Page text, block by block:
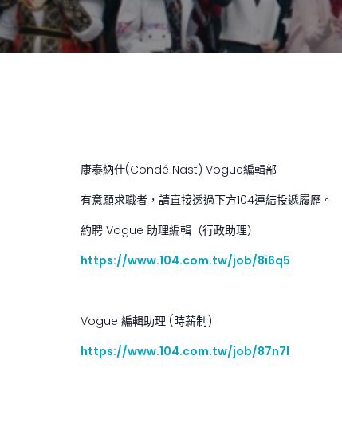
康泰納仕(Condé Nast) Vogue編輯部
有意願求職者，請直接透過下方104連結投遞履歷。
約聘 Vogue 助理編輯（行政助理）
https://www.104.com.tw/job/8i6q5
Vogue 編輯助理 (時薪制)
https://www.104.com.tw/job/87n7l